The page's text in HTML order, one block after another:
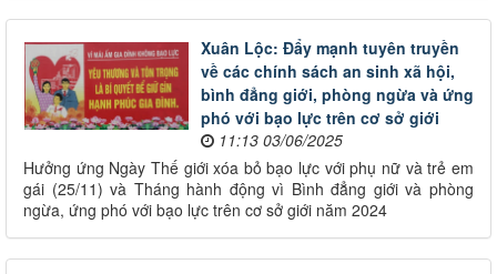
Xuân Lộc: Đẩy mạnh tuyên truyền
về các chính sách an sinh xã hội,
bình đẳng giới, phòng ngừa và ứng
phó với bạo lực trên cơ sở giới
11:13 03/06/2025
Hưởng ứng Ngày Thế giới xóa bỏ bạo lực với phụ nữ và trẻ em
gái (25/11) và Tháng hành động vì Bình đẳng giới và phòng
ngừa, ứng phó với bạo lực trên cơ sở giới năm 2024